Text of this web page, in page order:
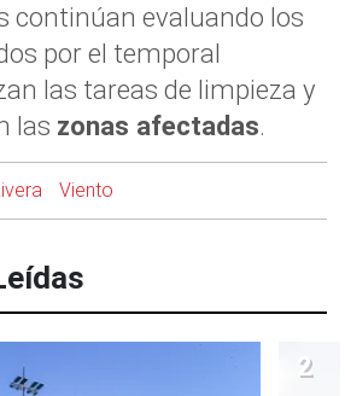
continúan evaluando los
por el temporal
las tareas de limpieza y
las zonas afectadas.
Viento